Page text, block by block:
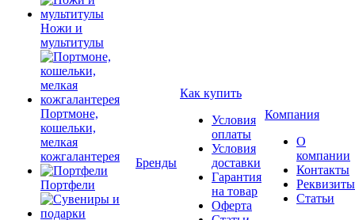
Ножи и
мультитулы
Портмоне,
кошельки,
мелкая
кожгалантерея
Портфели
Бренды
Как купить
Условия
оплаты
Условия
доставки
Гарантия
на товар
Оферта
Компания
О
компании
Контакты
Реквизиты
Статьи